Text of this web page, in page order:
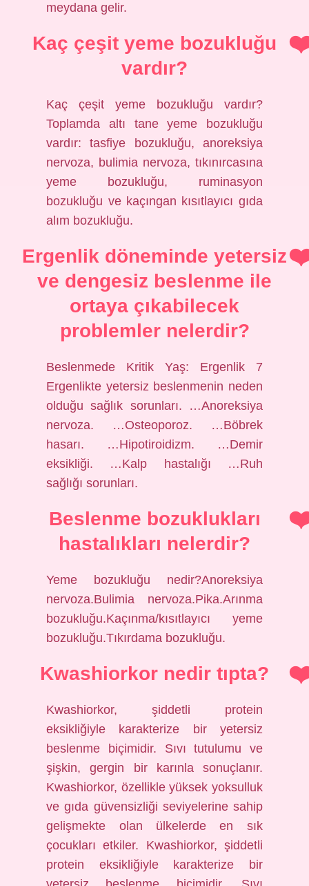
meydana gelir.
Kaç çeşit yeme bozukluğu
vardır?
Kaç çeşit yeme bozukluğu vardır?
Toplamda altı tane yeme bozukluğu
vardır: tasfiye bozukluğu, anoreksiya
nervoza, bulimia nervoza, tıkınırcasına
yeme bozukluğu, ruminasyon
bozukluğu ve kaçıngan kısıtlayıcı gıda
alım bozukluğu.
Ergenlik döneminde yetersiz
ve dengesiz beslenme ile
ortaya çıkabilecek
problemler nelerdir?
Beslenmede Kritik Yaş: Ergenlik 7
Ergenlikte yetersiz beslenmenin neden
olduğu sağlık sorunları. …Anoreksiya
nervoza. …Osteoporoz. …Böbrek
hasarı. …Hipotiroidizm. …Demir
eksikliği. …Kalp hastalığı …Ruh
sağlığı sorunları.
Beslenme bozuklukları
hastalıkları nelerdir?
Yeme bozukluğu nedir?Anoreksiya
nervoza.Bulimia nervoza.Pika.Arınma
bozukluğu.Kaçınma/kısıtlayıcı yeme
bozukluğu.Tıkırdama bozukluğu.
Kwashiorkor nedir tıpta?
Kwashiorkor, şiddetli protein
eksikliğiyle karakterize bir yetersiz
beslenme biçimidir. Sıvı tutulumu ve
şişkin, gergin bir karınla ​​sonuçlanır.
Kwashiorkor, özellikle yüksek yoksulluk
ve gıda güvensizliği seviyelerine sahip
gelişmekte olan ülkelerde en sık
çocukları etkiler. Kwashiorkor, şiddetli
protein eksikliğiyle karakterize bir